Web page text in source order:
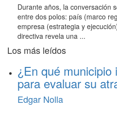
Durante años, la conversación
entre dos polos: país (marco
empresa (estrategia y
directiva revela una ...
Los más leídos
¿En qué
para evaluar su
Edgar Nolla